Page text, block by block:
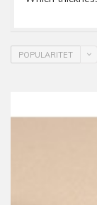
POPULARITET